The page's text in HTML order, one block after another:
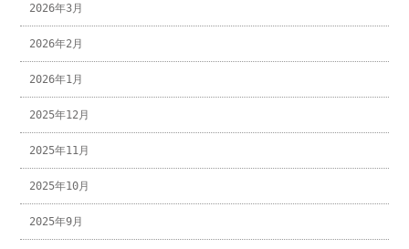
2026年3月
2026年2月
2026年1月
2025年12月
2025年11月
2025年10月
2025年9月